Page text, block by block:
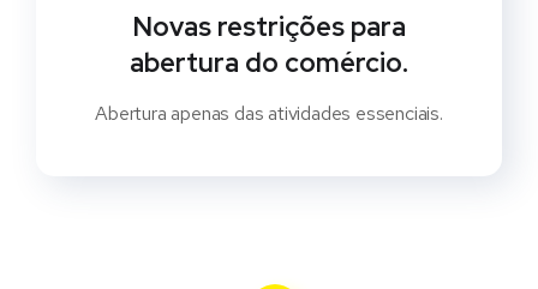
Novas restrições para
abertura do comércio.
Abertura apenas das atividades essenciais.